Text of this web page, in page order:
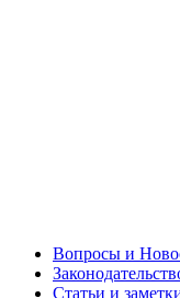
Вопросы и
Статьи и